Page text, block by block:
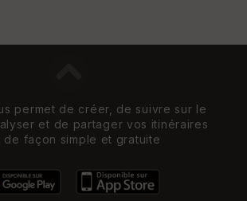
permet de créer, de suivre sur le
et de partager vos itinéraires
de façon simple et gratuite